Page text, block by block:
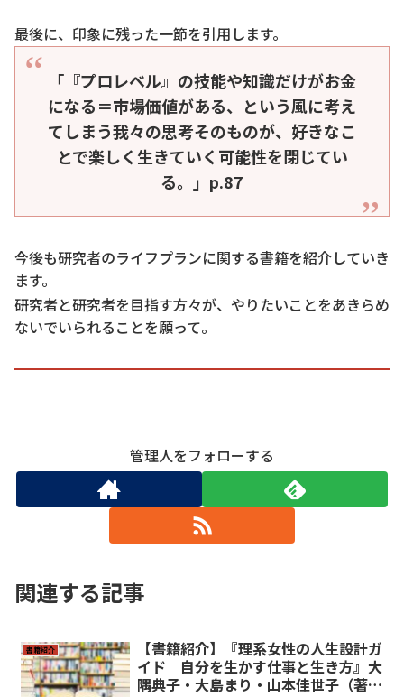
最後に、印象に残った一節を引用します。
「『プロレベル』の技能や知識だけがお金
になる＝市場価値がある、という風に考え
てしまう我々の思考そのものが、好きなこ
とで楽しく生きていく可能性を閉じてい
る。」p.87
今後も研究者のライフプランに関する書籍を紹介していき
ます。
研究者と研究者を目指す方々が、やりたいことをあきらめ
ないでいられることを願って。
管理人をフォローする
関連する記事
書籍紹介
【書籍紹介】『理系女性の人生設計ガ
イド 自分を生かす仕事と生き方』大
隅典子・大島まり・山本佳世子（著）